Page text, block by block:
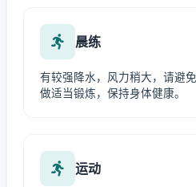
晨练
有较强降水，风力稍大，请避
做适当锻炼，保持身体健康。
运动